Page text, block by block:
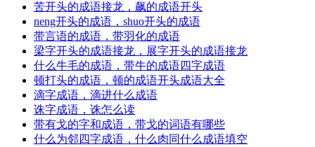
苦开头的成语接龙，飙的成语开头
neng开头的成语，shuo开头的成语
带言语的成语，带羽化的成语
梁字开头的成语接龙，展字开头的成语接龙
什么牛毛的成语，带牛的成语四字成语
顿打头的成语，顿的成语开头成语大全
滴字成语，滴进什么成语
诛字成语，诛怎么读
带有戈的字和成语，带戈的词语有哪些
什么为邻四字成语，什么肉同什么成语填空